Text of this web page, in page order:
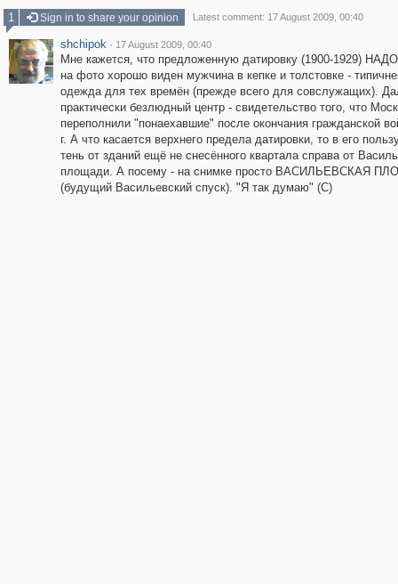
1
Sign in to share your opinion Latest comment: 17 August 2009, 00:40
shchipok · 17 August 2009, 00:40
Мне кажется, что предложенную датировку (1900-1929) НАДО
на фото хорошо виден мужчина в кепке и толстовке -
одежда для тех времён (прежде всего для совслужащих).
практически безлюдный центр - свидетельство того, что
переполнили "понаехавшие" после окончания гражданской
г. А что касается верхнего предела датировки, то в его
тень от зданий ещё не снесённого квартала справа от
площади. А посему - на снимке просто ВАСИЛЬЕВСКАЯ
(будущий Васильевский спуск). "Я так думаю" (С)